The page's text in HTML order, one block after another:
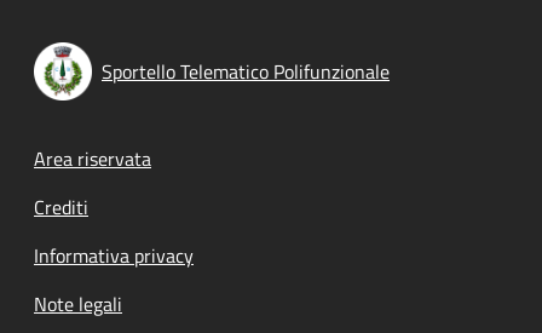
Sportello Telematico Polifunzionale
Footer menu
Area riservata
Crediti
Informativa privacy
Note legali